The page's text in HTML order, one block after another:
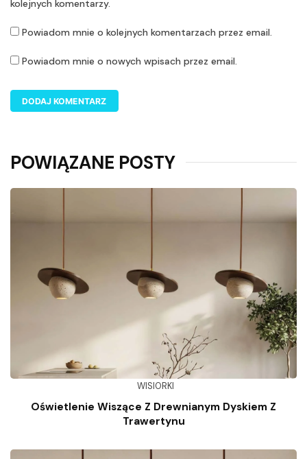
kolejnych komentarzy.
Powiadom mnie o kolejnych komentarzach przez email.
Powiadom mnie o nowych wpisach przez email.
POWIĄZANE POSTY
WISIORKI
Oświetlenie Wiszące Z Drewnianym Dyskiem Z
Trawertynu